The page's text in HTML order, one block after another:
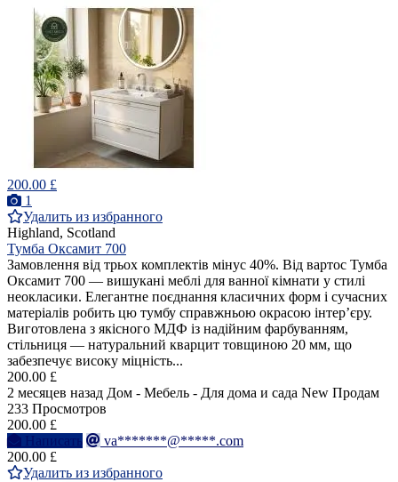
200.00 £
1
Удалить из избранного
Highland, Scotland
Тумба Оксамит 700
Замовлення від трьох комплектів мінус 40%. Від вартос Тумба
Оксамит 700 — вишукані меблі для ванної кімнати у стилі
неокласики. Елегантне поєднання класичних форм і сучасних
матеріалів робить цю тумбу справжньою окрасою інтер’єру.
Виготовлена з якісного МДФ із надійним фарбуванням,
стільниця — натуральний кварцит товщиною 20 мм, що
забезпечує високу міцність...
200.00 £
2 месяцев назад Дом - Мебель - Для дома и сада New Продам
233 Просмотров
200.00 £
Написать
va*******@*****.com
200.00 £
Удалить из избранного